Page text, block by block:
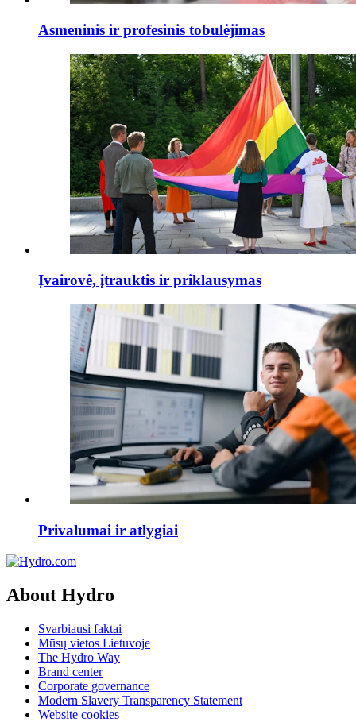
Asmeninis ir profesinis tobulėjimas
Įvairovė, įtrauktis ir priklausymas
Privalumai ir atlygiai
About Hydro
Svarbiausi faktai
Mūsų vietos Lietuvoje
The Hydro Way
Brand center
Corporate governance
Modern Slavery Transparency Statement
Website cookies